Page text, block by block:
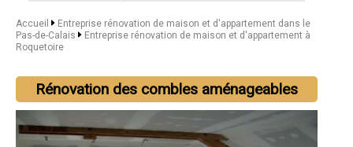
Accueil
Entreprise rénovation de maison et d'appartement dans le
Pas-de-Calais
Entreprise rénovation de maison et d'appartement à
Roquetoire
Rénovation des combles aménageables